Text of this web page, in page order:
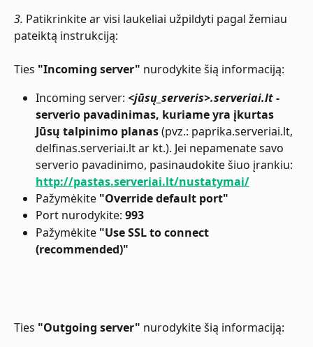
3. Patikrinkite ar visi laukeliai užpildyti pagal žemiau
pateiktą instrukciją:
Ties "Incoming server" nurodykite šią informaciją:
Incoming server: <jūsų_serveris>.serveriai.lt -
serverio pavadinimas, kuriame yra įkurtas
Jūsų talpinimo planas (pvz.: paprika.serveriai.lt,
delfinas.serveriai.lt ar kt.). Jei nepamenate savo
serverio pavadinimo, pasinaudokite šiuo įrankiu:
http://pastas.serveriai.lt/nustatymai/
Pažymėkite "Override default port"
Port nurodykite: 993
Pažymėkite "Use SSL to connect
(recommended)"
​Ties "Outgoing server" nurodykite šią informaciją: